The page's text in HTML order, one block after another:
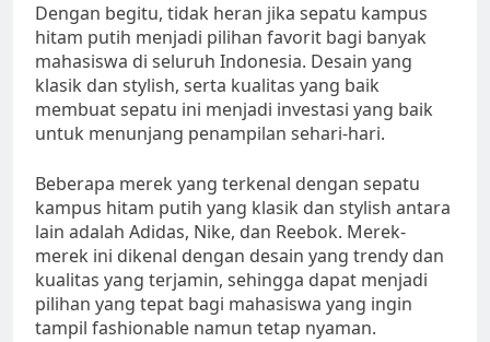
Dengan begitu, tidak heran jika sepatu kampus
hitam putih menjadi pilihan favorit bagi banyak
mahasiswa di seluruh Indonesia. Desain yang
klasik dan stylish, serta kualitas yang baik
membuat sepatu ini menjadi investasi yang baik
untuk menunjang penampilan sehari-hari.
Beberapa merek yang terkenal dengan sepatu
kampus hitam putih yang klasik dan stylish antara
lain adalah Adidas, Nike, dan Reebok. Merek-
merek ini dikenal dengan desain yang trendy dan
kualitas yang terjamin, sehingga dapat menjadi
pilihan yang tepat bagi mahasiswa yang ingin
tampil fashionable namun tetap nyaman.